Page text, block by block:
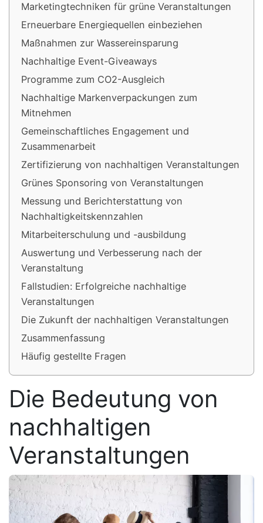
Marketingtechniken für grüne Veranstaltungen
Erneuerbare Energiequellen einbeziehen
Maßnahmen zur Wassereinsparung
Nachhaltige Event-Giveaways
Programme zum CO2-Ausgleich
Nachhaltige Markenverpackungen zum
Mitnehmen
Gemeinschaftliches Engagement und
Zusammenarbeit
Zertifizierung von nachhaltigen Veranstaltungen
Grünes Sponsoring von Veranstaltungen
Messung und Berichterstattung von
Nachhaltigkeitskennzahlen
Mitarbeiterschulung und -ausbildung
Auswertung und Verbesserung nach der
Veranstaltung
Fallstudien: Erfolgreiche nachhaltige
Veranstaltungen
Die Zukunft der nachhaltigen Veranstaltungen
Zusammenfassung
Häufig gestellte Fragen
Die Bedeutung von
nachhaltigen
Veranstaltungen